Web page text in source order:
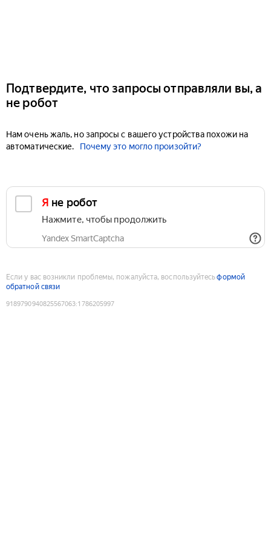
Подтвердите, что запросы отправляли вы, а
не робот
Нам очень жаль, но запросы с вашего устройства похожи на
автоматические.
Почему это могло произойти?
Я не робот
Нажмите, чтобы продолжить
Yandex SmartCaptcha
Если у вас возникли проблемы, пожалуйста, воспользуйтесьформой
обратной связи
9189790940825567063:1786205997